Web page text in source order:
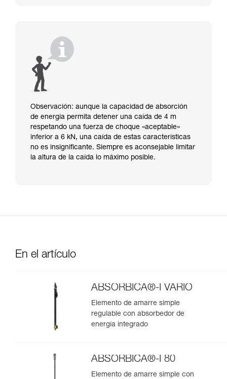
Observación: aunque la capacidad de absorción
de energía permita detener una caída de 4 m
respetando una fuerza de choque «aceptable»
inferior a 6 kN, una caída de estas características
no es insignificante. Siempre es aconsejable limitar
la altura de la caída lo máximo posible.
En el artículo
ABSORBICA®-I VARIO
Elemento de amarre simple
regulable con absorbedor de
energía integrado
ABSORBICA®-I 80
Elemento de amarre simple con